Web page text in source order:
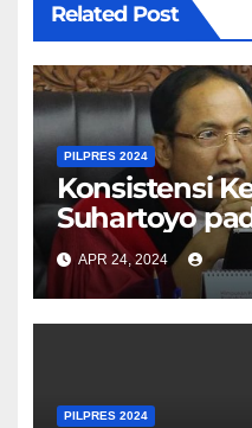
Related Post
PILPRES 2024
Konsistensi
Suhartoyo
Pilpres 2024
APR 24, 2024
PILPRES 2024